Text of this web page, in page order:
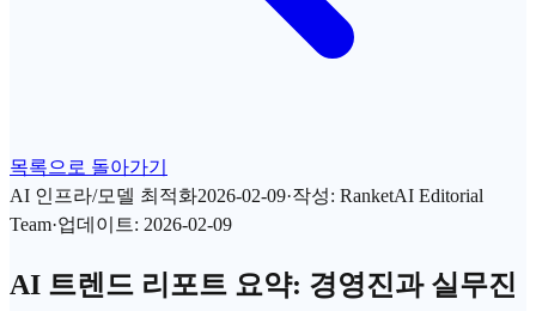
목록으로 돌아가기
AI 인프라/모델 최적화2026-02-09·작성: RanketAI Editorial
Team·업데이트: 2026-02-09
AI 트렌드 리포트 요약: 경영진과 실무진